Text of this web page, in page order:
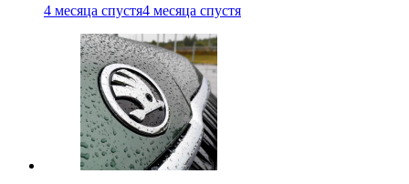
4 месяца спустя4 месяца спустя